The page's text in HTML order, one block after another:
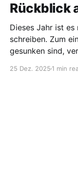
Rückblick
Dieses Jahr ist
schreiben. Zum
gesunken sind,
25 Dez. 2025 1 min